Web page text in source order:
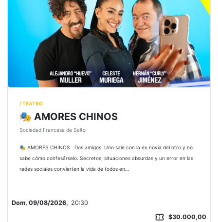
/ TEATRO
🎭 AMORES CHINOS
Sociedad Francesa de Salto
🎭 AMORES CHINOS Dos amigos. Uno sale con la ex novia del otro y no
sabe cómo confesárselo. Secretos, situaciones absurdas y un error en las
redes sociales convierten la vida de todos en…
Dom, 09/08/2026, 20:30
confirmation_number $30.000,00